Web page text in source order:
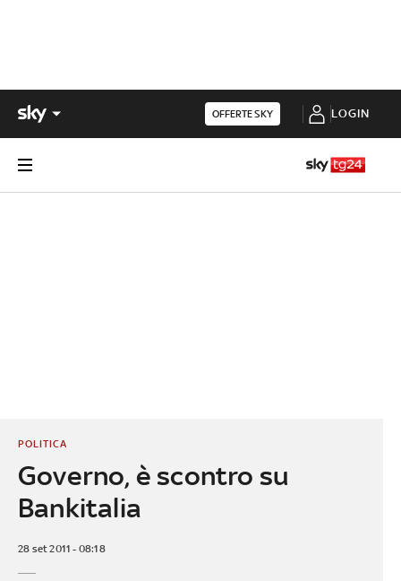
OFFERTE SKY LOGIN
Governo, è scontro su
Bankitalia
POLITICA
28 set 2011 - 08:18